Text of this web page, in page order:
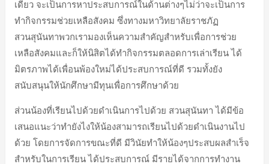
เดียว จะเป็นการหาประสบการณ์ในด้านต่างๆไม่ว่าจะเป็นการ
ทำกิจกรรมช่วยเหลือสังคม ซึ่งทางมหาวิทยาลัยราชภัฏ
สวนสุนันทาพวกเรามองเห็นความสำคัญสำหรับเพื่อการช่วย
เหลือสังคมและก็ให้นิสิตได้ทำกิจกรรมตลอดการเล่าเรียน ได้
มิตรภาพได้เพื่อนพ้องใหม่ได้ประสบการณ์ที่ดี รวมทั้งยัง
สนับสนุนให้นักศึกษามีทุนเพื่อการศึกษาด้วย
ส่วนน้องที่เรียนไปด้วยดำเนินการไปด้วย สวนสุนันทา ได้มีข้อ
เสนอแนะว่าทำยังไงให้น้องสามารถเรียนไปด้วยดำเนินงานไป
ด้วย โดยการจัดการขณะที่ดี มีวินัยทำให้น้องๆประสบผลสำเร็จ
สำหรับในการเรียน ได้ประสบการณ์ มีรายได้จากการทำงาน